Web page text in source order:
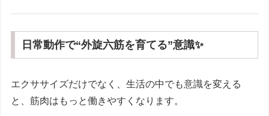
日常動作で“外旋六筋を育てる”意識✨
エクササイズだけでなく、生活の中でも意識を変える
と、筋肉はもっと働きやすくなります。